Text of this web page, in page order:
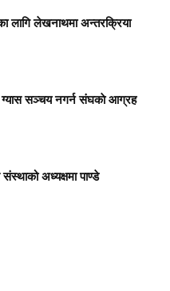
लागि लेखनाथमा अन्तरक्रिया
ग्यास सञ्चय नगर्न संघकाे आग्रह
अध्यक्षमा पाण्डे